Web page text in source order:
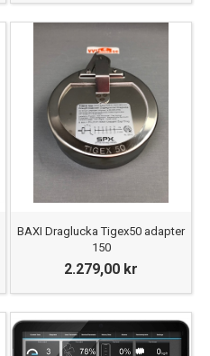
BAXI Draglucka Tigex50 adapter
150
2.279,00 kr